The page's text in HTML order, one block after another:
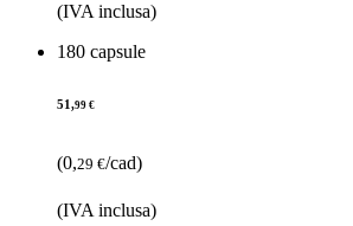
(IVA inclusa)
180 capsule
51,99 €
(0,29 €/cad)
(IVA inclusa)